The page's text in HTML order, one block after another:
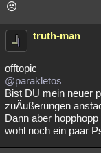
truth-man
offtopic
@parakletos
Bist DU mein neuer
zuÄußerungen
Dann aber
wohl noch ein paar